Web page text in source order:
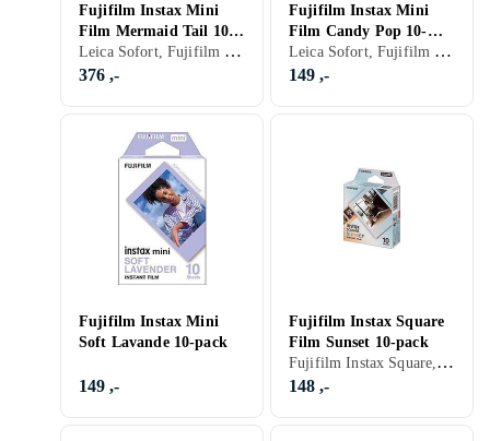
Fujifilm Instax Mini
Film Mermaid Tail 10-
pack
Leica Sofort, Fujifilm Instax Mini, Farge
376 ,-
Fujifilm Instax Mini
Film Candy Pop 10-
Pack
Leica Sofort, Fujifilm Instax Mini, Farge
149 ,-
Fujifilm Instax Mini
Soft Lavande 10-pack
149 ,-
Fujifilm Instax Square
Film Sunset 10-pack
Fujifilm Instax Square, Farge
148 ,-